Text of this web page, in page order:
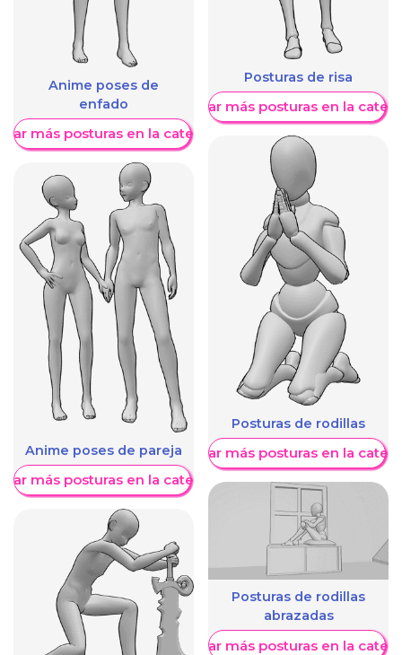
Anime poses de
enfado
más posturas en la categoría
Anime poses de pareja
más posturas en la categoría
Posturas de risa
Mostrar más posturas en la
Posturas de rodillas
Mostrar más posturas en la
Posturas de rodillas
abrazadas
Mostrar más posturas en la